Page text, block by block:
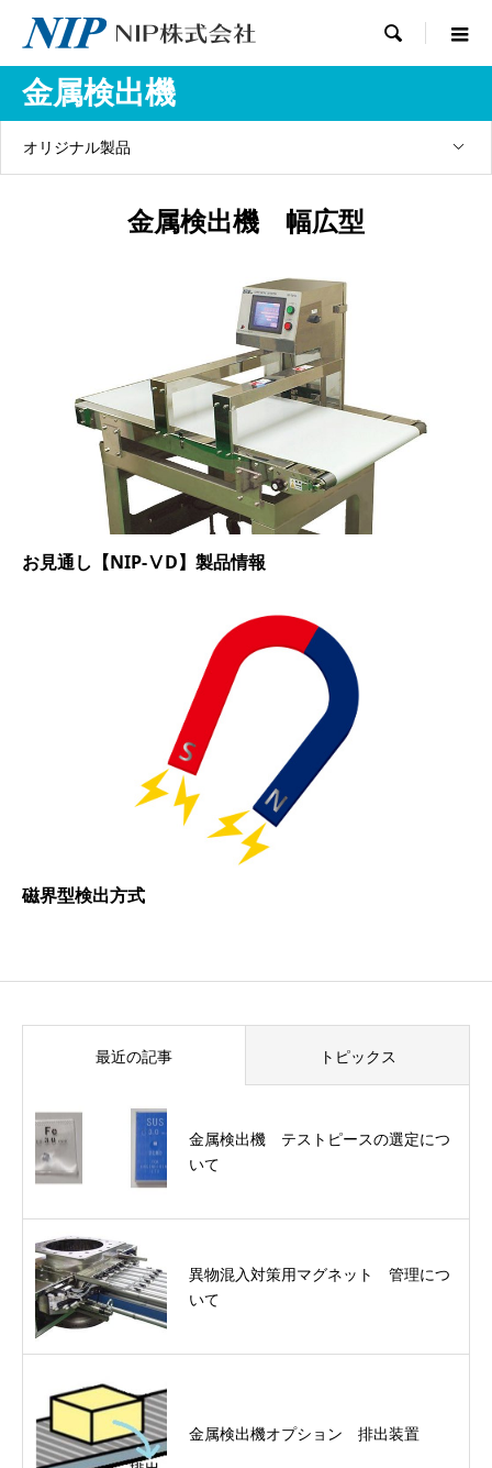

金属検出機
オリジナル製品
金属検出機 幅広型
お見通し【NIP-ⅤD】製品情報
磁界型検出方式
最近の記事 トピックス
金属検出機 テストピースの選定につ
いて
異物混入対策用マグネット 管理につ
いて
金属検出機オプション 排出装置